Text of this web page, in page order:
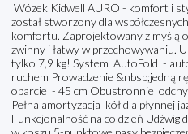
Wózek Kidwell AURO - komfort i
został stworzony dla
komfortu. Zaprojektowany z myślą
zwinny i łatwy w przechowywaniu.
tylko 7,9 kg! System AutoFold -
ruchem Prowadzenie &nbsp;jedną
oparcie - 45 cm Obustronnie
Pełna amortyzacja kół dla płynnej
Funkcjonalność na co dzień Udźwig